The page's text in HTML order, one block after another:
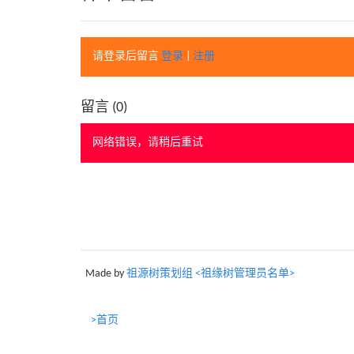
请登录后留言 登录 注册
留言 (0)
网络错误，请稍后重试
Made by 祖源树策划组 <祖缘树管理员名单>
>首页